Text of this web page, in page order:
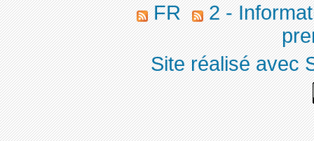
FR
2 -
Site réalisé avec